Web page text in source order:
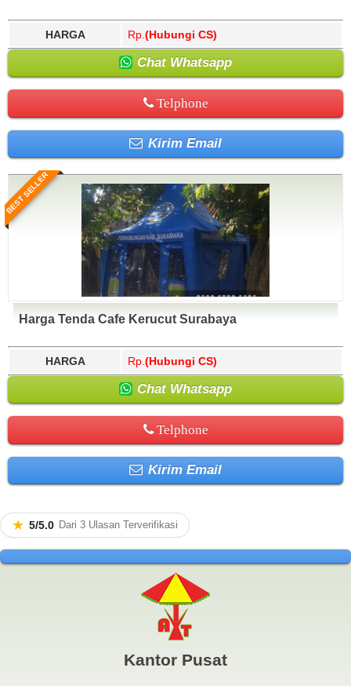
HARGA Rp. (Hubungi CS)
Chat Whatsapp
Telphone
Kirim Email
BEST SELLER
Harga Tenda Cafe Kerucut Surabaya
HARGA Rp. (Hubungi CS)
Chat Whatsapp
Telphone
Kirim Email
★ 5/5.0 Dari 3 Ulasan Terverifikasi
Kantor Pusat